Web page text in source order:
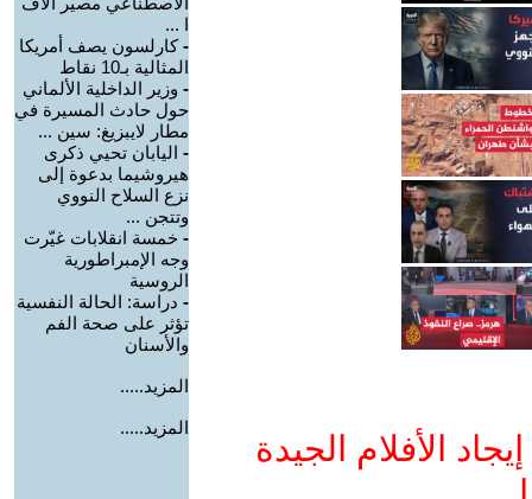
الأفلام الجيدة
ا ...
-كارلسون يصف أمريكا
المثالية بـ10 نقاط
- وزير الداخلية الألماني
حول حادث المسيرة في
مطار لايبزيغ: سين ...
- اليابان تحيي ذكرى
هيروشيما بدعوة إلى
نزع السلاح النووي
وتتجن ...
- خمسة انقلابات غيّرت
وجه الإمبراطورية
الروسية
- دراسة: الحالة النفسية
تؤثر على صحة الفم
والأسنان
المزيد.....
المزيد.....